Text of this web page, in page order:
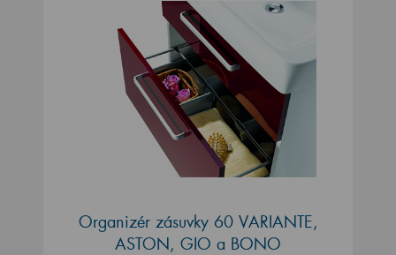
Organizér zásuvky 60 VARIANTE,
ASTON, GIO a BONO